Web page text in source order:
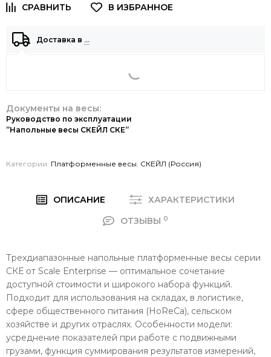
Доставка в …
Документы на весы:
Руководство по эксплуатации
”Напольные весы СКЕЙЛ СКЕ”
Категории: Платформенные весы, СКЕЙЛ (Россия)
ОПИСАНИЕ
ХАРАКТЕРИСТИКИ
ОТЗЫВЫ 0
Трехдиапазонные напольные платформенные весы серии
СКЕ от Scale Enterprise — оптимальное сочетание
доступной стоимости и широкого набора функций.
Подходит для использования на складах, в логистике,
сфере общественного питания (HoReCa), сельском
хозяйстве и других отраслях. Особенности модели:
усреднение показателей при работе с подвижными
грузами, функция суммирования результатов измерений,